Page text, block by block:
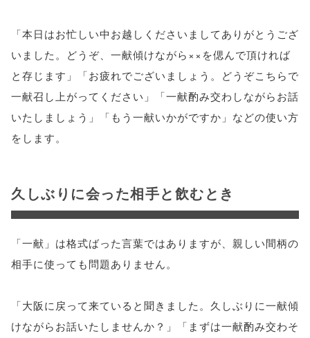
「本日はお忙しい中お越しくださいましてありがとうござ
いました。どうぞ、一献傾けながら××を偲んで頂ければ
と存じます」「お疲れでございましょう。どうぞこちらで
一献召し上がってください」「一献酌み交わしながらお話
いたしましょう」「もう一献いかがですか」などの使い方
をします。
久しぶりに会った相手と飲むとき
「一献」は格式ばった言葉ではありますが、親しい間柄の
相手に使っても問題ありません。
「大阪に戻って来ていると聞きました。久しぶりに一献傾
けながらお話いたしませんか？」「まずは一献酌み交わそ